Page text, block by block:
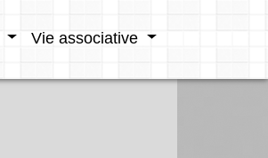
Vie associative